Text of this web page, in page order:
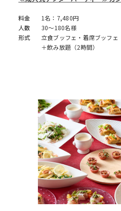
料金
1名：7,480円
人数
30～180名様
形式
立食ブッフェ・着席ブッフェ
＋飲み放題（2時間）